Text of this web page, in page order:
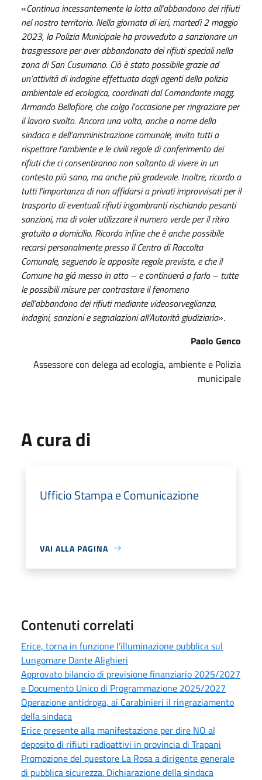
«Continua incessantemente la lotta all’abbandono dei rifiuti
nel nostro territorio. Nella giornata di ieri, martedì 2 maggio
2023, la Polizia Municipale ha provveduto a sanzionare un
trasgressore per aver abbandonato dei rifiuti speciali nella
zona di San Cusumano. Ciò è stato possibile grazie ad
un’attività di indagine effettuata dagli agenti della polizia
ambientale ed ecologica, coordinati dal Comandante magg.
Armando Bellofiore, che colgo l’occasione per ringraziare per
il lavoro svolto. Ancora una volta, anche a nome della
sindaca e dell’amministrazione comunale, invito tutti a
rispettare l’ambiente e le civili regole di conferimento dei
rifiuti che ci consentiranno non soltanto di vivere in un
contesto più sano, ma anche più gradevole. Inoltre, ricordo a
tutti l’importanza di non affidarsi a privati improvvisati per il
trasporto di eventuali rifiuti ingombranti rischiando pesanti
sanzioni, ma di voler utilizzare il numero verde per il ritiro
gratuito a domicilio. Ricordo infine che è anche possibile
recarsi personalmente presso il Centro di Raccolta
Comunale, seguendo le apposite regole previste, e che il
Comune ha già messo in atto – e continuerà a farlo – tutte
le possibili misure per contrastare il fenomeno
dell’abbandono dei rifiuti mediante videosorveglianza,
indagini, sanzioni e segnalazioni all’Autorità giudiziaria».
Paolo Genco
Assessore con delega ad ecologia, ambiente e Polizia
municipale
A cura di
Ufficio Stampa e Comunicazione
VAI ALLA PAGINA
Contenuti correlati
Erice, torna in funzione l’illuminazione pubblica sul
Lungomare Dante Alighieri
Approvato bilancio di previsione finanziario 2025/2027
e Documento Unico di Programmazione 2025/2027
Operazione antidroga, ai Carabinieri il ringraziamento
della sindaca
Erice presente alla manifestazione per dire NO al
deposito di rifiuti radioattivi in provincia di Trapani
Promozione del questore La Rosa a dirigente generale
di pubblica sicurezza. Dichiarazione della sindaca